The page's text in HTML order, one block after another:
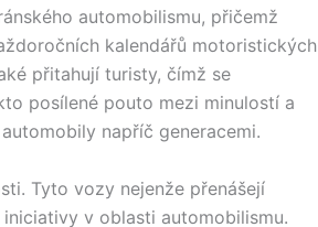
automobilismu, přičemž
kalendářů motoristických
přitahují turisty, čímž se
posílené pouto mezi minulostí a
napříč generacemi.
Tyto vozy nejenže přenášejí
v oblasti automobilismu.